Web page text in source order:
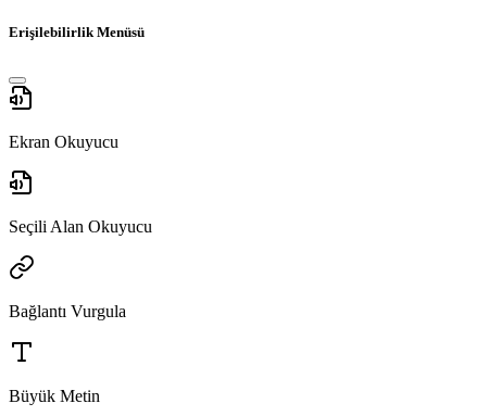
Erişilebilirlik Menüsü
Ekran Okuyucu
Seçili Alan Okuyucu
Bağlantı Vurgula
Büyük Metin